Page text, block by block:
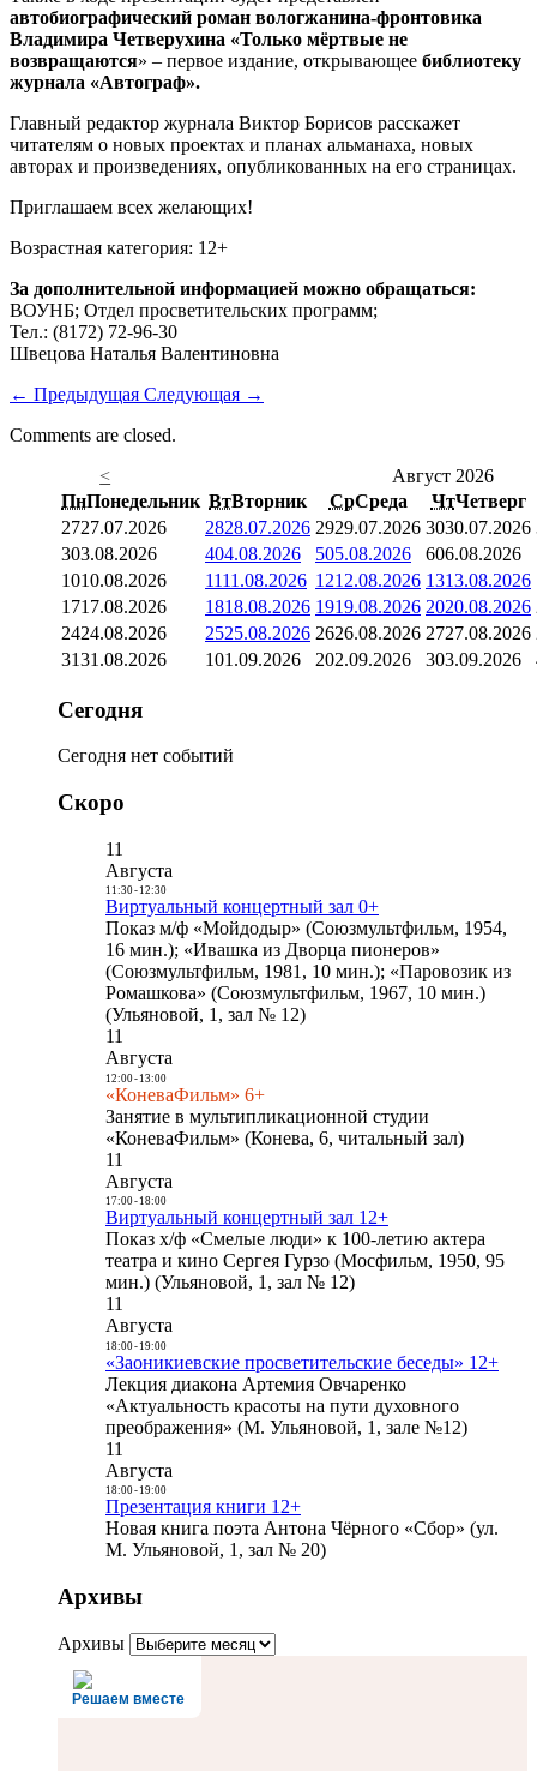
автобиографический роман вологжанина-фронтовика
Владимира Четверухина «Только мёртвые не
возвращаются» – первое издание, открывающее библиотеку
журнала «Автограф».
Главный редактор журнала Виктор Борисов расскажет
читателям о новых проектах и планах альманаха, новых
авторах и произведениях, опубликованных на его страницах.
Приглашаем всех желающих!
Возрастная категория: 12+
За дополнительной информацией можно обращаться:
ВОУНБ; Отдел просветительских программ;
Тел.: (8172) 72-96-30
Швецова Наталья Валентиновна
← Предыдущая Следующая →
Comments are closed.
<
Август 2026
ПнПонедельник ВтВторник СрСреда ЧтЧетверг
2727.07.2026 2828.07.2026 2929.07.2026 3030.07.2026
303.08.2026 404.08.2026 505.08.2026 606.08.2026
1010.08.2026 1111.08.2026 1212.08.2026 1313.08.2026
1717.08.2026 1818.08.2026 1919.08.2026 2020.08.2026
2424.08.2026 2525.08.2026 2626.08.2026 2727.08.2026
3131.08.2026 101.09.2026 202.09.2026 303.09.2026
Сегодня
Сегодня нет событий
Скоро
11
Августа
11:30- 12:30
Виртуальный концертный зал 0+
Показ м/ф «Мойдодыр» (Союзмультфильм, 1954,
16 мин.); «Ивашка из Дворца пионеров»
(Союзмультфильм, 1981, 10 мин.); «Паровозик из
Ромашкова» (Союзмультфильм, 1967, 10 мин.)
(Ульяновой, 1, зал № 12)
11
Августа
12:00- 13:00
«КоневаФильм» 6+
Занятие в мультипликационной студии
«КоневаФильм» (Конева, 6, читальный зал)
11
Августа
17:00- 18:00
Виртуальный концертный зал 12+
Показ х/ф «Смелые люди» к 100-летию актера
театра и кино Сергея Гурзо (Мосфильм, 1950, 95
мин.) (Ульяновой, 1, зал № 12)
11
Августа
18:00- 19:00
«Заоникиевские просветительские беседы» 12+
Лекция диакона Артемия Овчаренко
«Актуальность красоты на пути духовного
преображения» (М. Ульяновой, 1, зале №12)
11
Августа
18:00- 19:00
Презентация книги 12+
Новая книга поэта Антона Чёрного «Сбор» (ул.
М. Ульяновой, 1, зал № 20)
Архивы
Архивы
Решаем вместе